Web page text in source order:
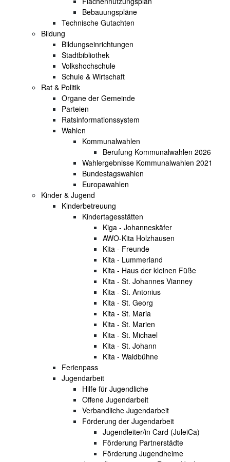
Bebauungspläne
Technische Gutachten
Bildung
Bildungseinrichtungen
Stadtbibliothek
Volkshochschule
Schule & Wirtschaft
Rat & Politik
Organe der Gemeinde
Parteien
Ratsinformationssystem
Wahlen
Kommunalwahlen
Berufung Kommunalwahlen 2026
Wahlergebnisse Kommunalwahlen 2021
Bundestagswahlen
Europawahlen
Kinder & Jugend
Kinderbetreuung
Kindertagesstätten
Kiga - Johanneskäfer
AWO-Kita Holzhausen
Kita - Freunde
Kita - Lummerland
Kita - Haus der kleinen Füße
Kita - St. Johannes Vianney
Kita - St. Antonius
Kita - St. Georg
Kita - St. Maria
Kita - St. Marien
Kita - St. Michael
Kita - St. Johann
Kita - Waldbühne
Ferienpass
Jugendarbeit
Hilfe für Jugendliche
Offene Jugendarbeit
Verbandliche Jugendarbeit
Förderung der Jugendarbeit
Jugendleiter/in Card (JuleiCa)
Förderung Partnerstädte
Förderung Jugendheime